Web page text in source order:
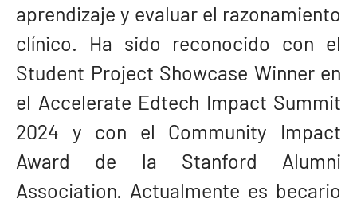
aprendizaje y evaluar el razonamiento
clínico. Ha sido reconocido con el
Student Project Showcase Winner en
el Accelerate Edtech Impact Summit
2024 y con el Community Impact
Award de la Stanford Alumni
Association. Actualmente es becario